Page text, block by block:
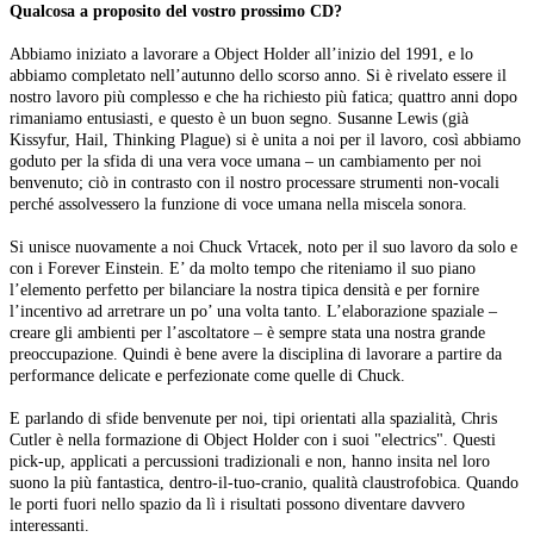
Qualcosa a proposito del vostro prossimo CD?
Abbiamo iniziato a lavorare a Object Holder all’inizio del 1991, e lo
abbiamo completato nell’autunno dello scorso anno. Si è rivelato essere il
nostro lavoro più complesso e che ha richiesto più fatica; quattro anni dopo
rimaniamo entusiasti, e questo è un buon segno. Susanne Lewis (già
Kissyfur, Hail, Thinking Plague) si è unita a noi per il lavoro, così abbiamo
goduto per la sfida di una vera voce umana – un cambiamento per noi
benvenuto; ciò in contrasto con il nostro processare strumenti non-vocali
perché assolvessero la funzione di voce umana nella miscela sonora.
Si unisce nuovamente a noi Chuck Vrtacek, noto per il suo lavoro da solo e
con i Forever Einstein. E’ da molto tempo che riteniamo il suo piano
l’elemento perfetto per bilanciare la nostra tipica densità e per fornire
l’incentivo ad arretrare un po’ una volta tanto. L’elaborazione spaziale –
creare gli ambienti per l’ascoltatore – è sempre stata una nostra grande
preoccupazione. Quindi è bene avere la disciplina di lavorare a partire da
performance delicate e perfezionate come quelle di Chuck.
E parlando di sfide benvenute per noi, tipi orientati alla spazialità, Chris
Cutler è nella formazione di Object Holder con i suoi "electrics". Questi
pick-up, applicati a percussioni tradizionali e non, hanno insita nel loro
suono la più fantastica, dentro-il-tuo-cranio, qualità claustrofobica. Quando
le porti fuori nello spazio da lì i risultati possono diventare davvero
interessanti.